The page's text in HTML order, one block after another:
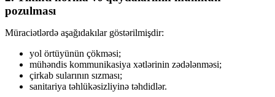
pozulması
Müraciətlərdə aşağıdakılar göstərilmişdir:
yol örtüyünün çökməsi;
mühəndis kommunikasiya xətlərinin zədələnməsi;
çirkab sularının sızması;
sanitariya təhlükəsizliyinə təhdidlər.